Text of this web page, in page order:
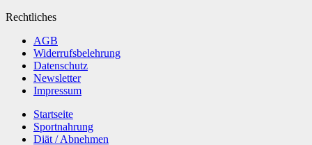
Rechtliches
AGB
Widerrufsbelehrung
Datenschutz
Newsletter
Impressum
Startseite
Sportnahrung
Diät / Abnehmen